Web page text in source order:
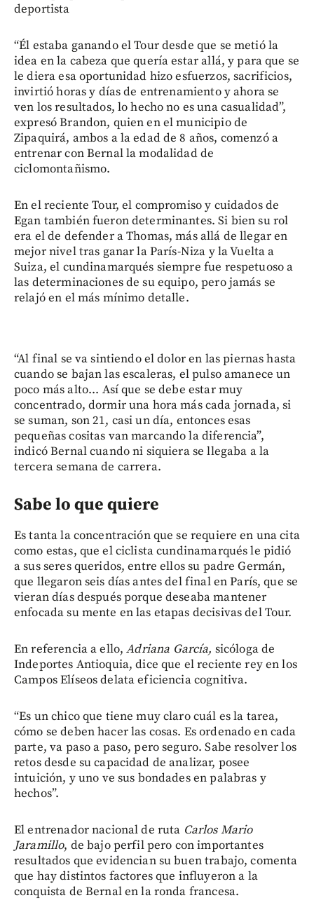
deportista
“Él estaba ganando el Tour desde que se metió la
idea en la cabeza que quería estar allá, y para que se
le diera esa oportunidad hizo esfuerzos, sacrificios,
invirtió horas y días de entrenamiento y ahora se
ven los resultados, lo hecho no es una casualidad”,
expresó Brandon, quien en el municipio de
Zipaquirá, ambos a la edad de 8 años, comenzó a
entrenar con Bernal la modalidad de
ciclomontañismo.
En el reciente Tour, el compromiso y cuidados de
Egan también fueron determinantes. Si bien su rol
era el de defender a Thomas, más allá de llegar en
mejor nivel tras ganar la París-Niza y la Vuelta a
Suiza, el cundinamarqués siempre fue respetuoso a
las determinaciones de su equipo, pero jamás se
relajó en el más mínimo detalle.
“Al final se va sintiendo el dolor en las piernas hasta
cuando se bajan las escaleras, el pulso amanece un
poco más alto... Así que se debe estar muy
concentrado, dormir una hora más cada jornada, si
se suman, son 21, casi un día, entonces esas
pequeñas cositas van marcando la diferencia”,
indicó Bernal cuando ni siquiera se llegaba a la
tercera semana de carrera.
Sabe lo que quiere
Es tanta la concentración que se requiere en una cita
como estas, que el ciclista cundinamarqués le pidió
a sus seres queridos, entre ellos su padre Germán,
que llegaron seis días antes del final en París, que se
vieran días después porque deseaba mantener
enfocada su mente en las etapas decisivas del Tour.
En referencia a ello, Adriana García, sicóloga de
Indeportes Antioquia, dice que el reciente rey en los
Campos Elíseos delata eficiencia cognitiva.
“Es un chico que tiene muy claro cuál es la tarea,
cómo se deben hacer las cosas. Es ordenado en cada
parte, va paso a paso, pero seguro. Sabe resolver los
retos desde su capacidad de analizar, posee
intuición, y uno ve sus bondades en palabras y
hechos”.
El entrenador nacional de ruta Carlos Mario
Jaramillo, de bajo perfil pero con importantes
resultados que evidencian su buen trabajo, comenta
que hay distintos factores que influyeron a la
conquista de Bernal en la ronda francesa.